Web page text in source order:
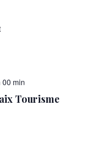
00 min
Tourisme